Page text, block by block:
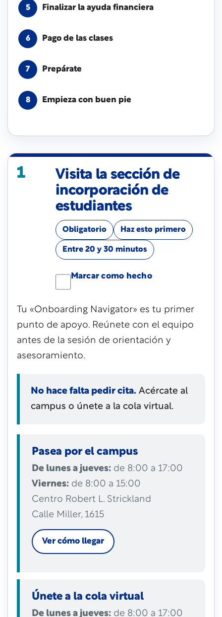
5 Finalizar la ayuda financiera
6 Pago de las clases
7 Prepárate
8 Empieza con buen pie
1
Visita la sección de
incorporación de
estudiantes
Obligatorio Haz esto primero
Entre 20 y 30 minutos
Marcar como hecho
Tu «Onboarding Navigator» es tu primer
punto de apoyo. Reúnete con el equipo
antes de la sesión de orientación y
asesoramiento.
No hace falta pedir cita. Acércate al
campus o únete a la cola virtual.
Pasea por el campus
De lunes a jueves: de 8:00 a 17:00
Viernes: de 8:00 a 15:00
Centro Robert L. Strickland
Calle Miller, 1615
Ver cómo llegar
Únete a la cola virtual
De lunes a jueves: de 8:00 a 17:00